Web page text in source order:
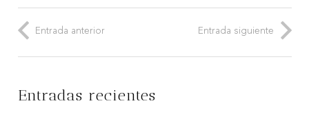
Entrada anterior Entrada siguiente
Entradas recientes